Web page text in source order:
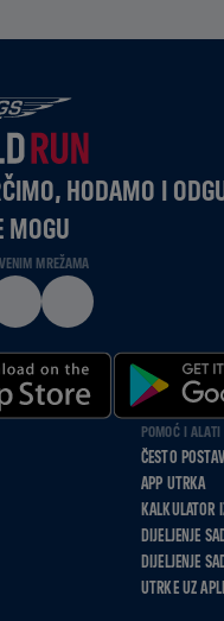
HODAMO I
MOGU
MREŽAMA
POMOĆ I ALATI
ČESTO
APP UTRKA
KALKULATOR
DIJELJENJE
DIJELJENJE
UTRKE UZ